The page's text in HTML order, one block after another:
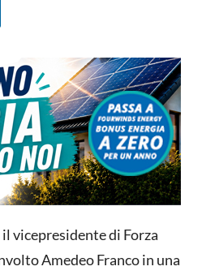
vicepresidente di Forza
Amedeo Franco in una